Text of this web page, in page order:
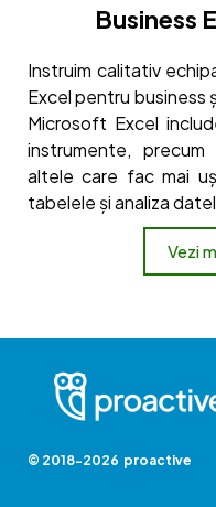
Business
Instruim calitativ
Excel pentru business
Microsoft Excel
instrumente,
altele care fac mai
tabelele și analiza
Vezi
© 2018-2026 proactive